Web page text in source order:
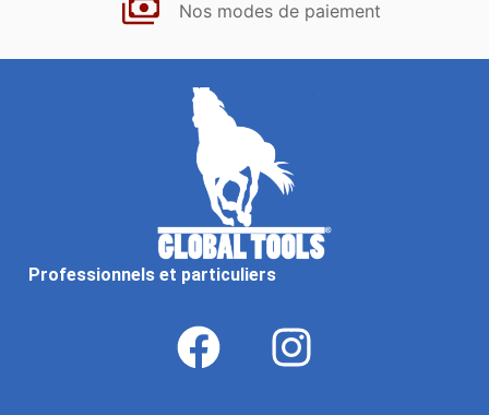
Nos modes de paiement
Professionnels et particuliers